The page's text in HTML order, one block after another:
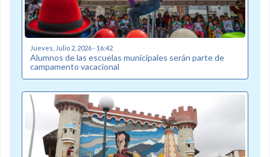
Jueves, Julio 2, 2026 - 16:42
Alumnos de las escuelas municipales serán parte de
campamento vacacional